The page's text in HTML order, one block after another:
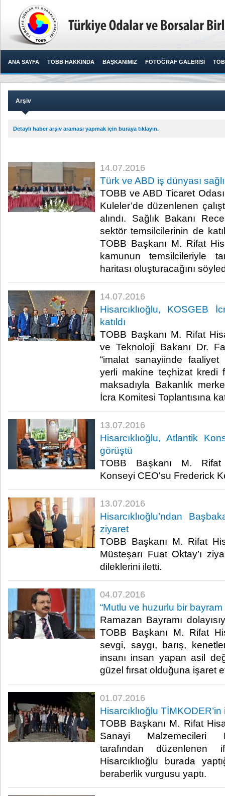
ANA SAYFA TOBB HAKKINDA BAŞKANIMIZ FOTOĞRAF GALERİSİ
Arşiv
Detaylı haber arşiv araması yapmak için buraya tıklayın.
14.07.2016
Türk ve ABD iş dünyası
TOBB ve ABD Ticaret
Kuleler’de düzenlenen
alındı. Sağlık Bakanı
sektör temsilcilerinin de
TOBB Başkanı M. Rifat
kamunun temsilcileriyle
haritası oluşturacağını
14.07.2016
Hisarcıklıoğlu, KOSGEB
katıldı
TOBB Başkanı M. Rifat
ve Teknoloji Bakanı Dr.
“imalat sanayiinde
yerli makine teçhizat kredi
maksadıyla Bakanlık
İcra Komitesi Toplantısına
13.07.2016
Hisarcıklıoğlu, Atlantik
görüştü
TOBB Başkanı M. Rifat
Konseyi CEO'su Frederick
13.07.2016
Hisarcıklıoğlu’ndan
ziyaret
TOBB Başkanı M. Rifat
Müsteşarı Fuat Oktay’ı
dileklerini iletti. ​
04.07.2016
“Mutlu ve huzurlu bir bayram
Ramazan Bayramı
TOBB Başkanı M. Rifat
sevgi, saygı, barış,
insanı insan yapan asil
güzel fırsat olduğuna işaret
01.07.2016
Hisarcıklıoğlu TİMKODER’in
TOBB Başkanı M. Rifat
Sanayi Malzemecileri
tarafından düzenlenen
Hisarcıklıoğlu burada
beraberlik vurgusu yaptı.​